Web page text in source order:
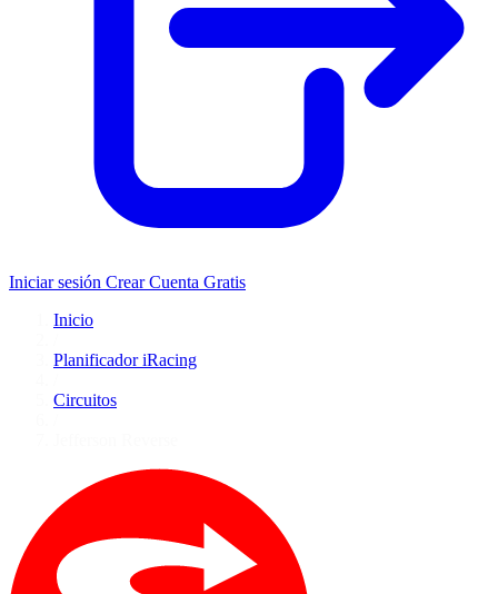
Iniciar sesión Crear Cuenta Gratis
Inicio
Planificador iRacing
Circuitos